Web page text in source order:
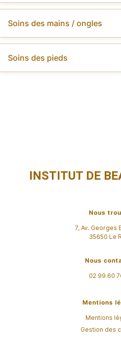
Soins des mains / ongles
Soins des pieds
INSTITUT DE
Nous
7, Av. Georges
35650 Le
Nous
02 99 60
Mentions
Mentions
Gestion des